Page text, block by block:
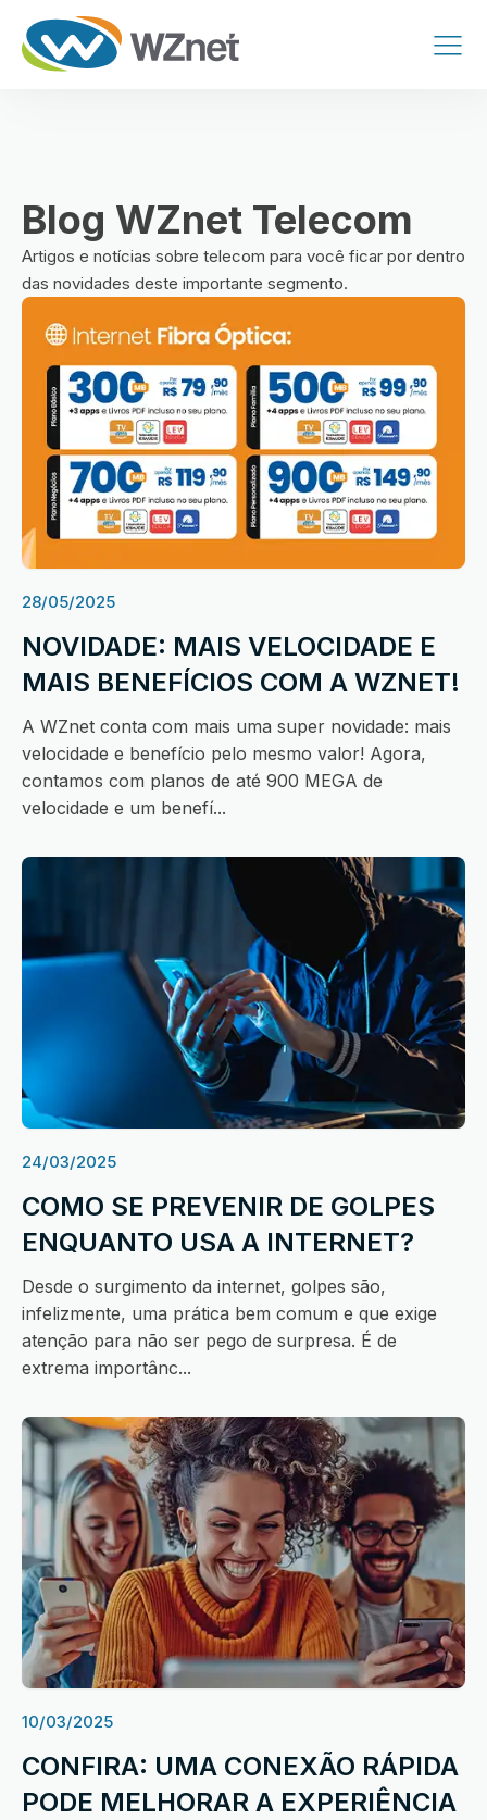
Blog WZnet Telecom
Artigos e notícias sobre telecom para você ficar por dentro
das novidades deste importante segmento.
28/05/2025
NOVIDADE: MAIS VELOCIDADE E
MAIS BENEFÍCIOS COM A WZNET!
A WZnet conta com mais uma super novidade: mais
velocidade e benefício pelo mesmo valor! Agora,
contamos com planos de até 900 MEGA de
velocidade e um benefí...
24/03/2025
COMO SE PREVENIR DE GOLPES
ENQUANTO USA A INTERNET?
Desde o surgimento da internet, golpes são,
infelizmente, uma prática bem comum e que exige
atenção para não ser pego de surpresa. É de
extrema importânc...
10/03/2025
CONFIRA: UMA CONEXÃO RÁPIDA
PODE MELHORAR A EXPERIÊNCIA